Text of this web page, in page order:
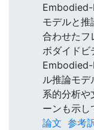
Embodied-
モデルと推
合わせたフ
ボダイドビ
Embodied-
ル推論モ
系的分析や
ーンも示し
論文 参考